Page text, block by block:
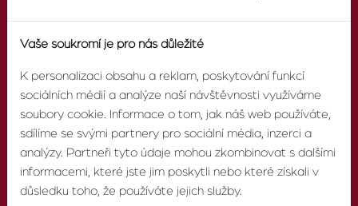
Facebook
O AGENTUŘE
O nás
Vaše soukromí je pro nás důležité
K personalizaci obsahu a reklam, poskytování funkcí
sociálních médií a analýze naší návštěvnosti využíváme
soubory cookie. Informace o tom, jak náš web používáte,
sdílíme se svými partnery pro sociální média, inzerci a
analýzy. Partneři tyto údaje mohou zkombinovat s dalšími
informacemi, které jste jim poskytli nebo které získali v
důsledku toho, že používáte jejich služby.